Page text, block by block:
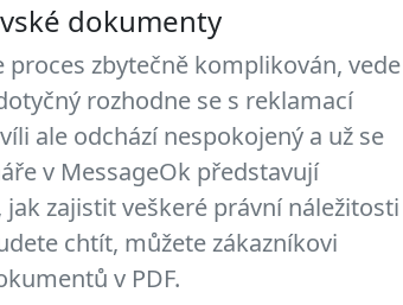
dokumenty
proces zbytečně komplikován, vede
rozhodne se s reklamací
ale odchází nespokojený a už se
v MessageOk představují
zajistit veškeré právní náležitosti
chtít, můžete zákazníkovi
v PDF.